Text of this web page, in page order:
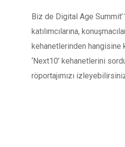
Biz de Digital Age
katılımcılarına,
kehanetlerinden hangisine
‘Next10’ kehanetlerini
röportajımızı